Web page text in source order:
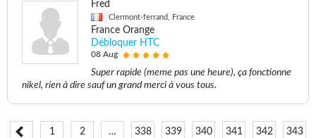
Fred
Clermont-ferrand, France
France Orange
Débloquer HTC
08 Aug
Super rapide (meme pas une heure), ça fonctionne
nikel, rien à dire sauf un grand merci à vous tous.
1 2 … 338 339 340 341 342 343